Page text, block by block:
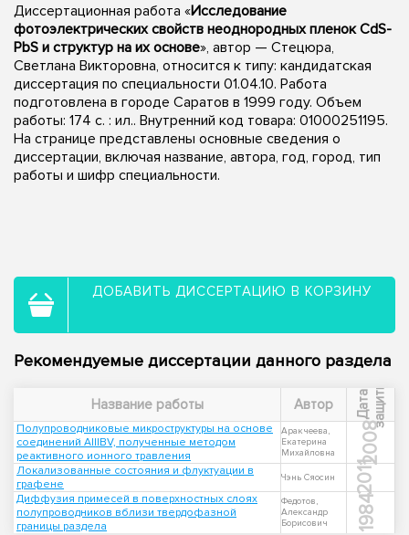
Диссертационная работа «Исследование
фотоэлектрических свойств неоднородных пленок CdS-
PbS и структур на их основе», автор — Стецюра,
Светлана Викторовна, относится к типу: кандидатская
диссертация по специальности 01.04.10. Работа
подготовлена в городе Саратов в 1999 году. Объем
работы: 174 с. : ил.. Внутренний код товара: 01000251195.
На странице представлены основные сведения о
диссертации, включая название, автора, год, город, тип
работы и шифр специальности.
ДОБАВИТЬ ДИССЕРТАЦИЮ В КОРЗИНУ
Рекомендуемые диссертации данного раздела
Название работы Автор Д
а
т
а
з
а
щ
и
т ы
Полупроводниковые микроструктуры на основе
соединений AIIIBV, полученные методом
реактивного ионного травления
Аракчеева,
Екатерина
Михайловна
2008
Локализованные состояния и флуктуации в
графене
Чэнь Сяосин 2011
Диффузия примесей в поверхностных слоях
полупроводников вблизи твердофазной
границы раздела
Федотов,
Александр
Борисович
1984